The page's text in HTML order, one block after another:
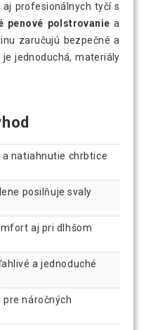
profesionálnych tyčí s
penové polstrovanie a
zaručujú bezpečné a
jednoduchá, materiály
natiahnutie chrbtice
posilňuje svaly
aj pri dlhšom
a jednoduché
náročných